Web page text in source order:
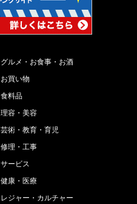
グルメ・お食事・お酒
お買い物
食料品
理容・美容
芸術・教育・育児
修理・工事
サービス
健康・医療
レジャー・カルチャー